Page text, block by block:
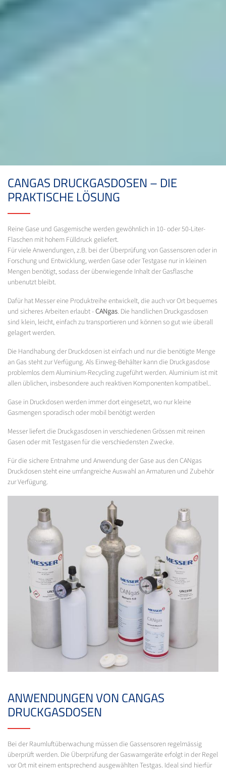
CANGAS DRUCKGASDOSEN – DIE
PRAKTISCHE LÖSUNG
Reine Gase und Gasgemische werden gewöhnlich in 10- oder 50-Liter-
Flaschen mit hohem Fülldruck geliefert.
Für viele Anwendungen, z.B. bei der Überprüfung von Gassensoren oder in
Forschung und Entwicklung, werden Gase oder Testgase nur in kleinen
Mengen benötigt, sodass der überwiegende Inhalt der Gasflasche
unbenutzt bleibt.
Dafür hat Messer eine Produktreihe entwickelt, die auch vor Ort bequemes
und sicheres Arbeiten erlaubt -CANgas. Die handlichen Druckgasdosen
sind klein, leicht, einfach zu transportieren und können so gut wie überall
gelagert werden.
Die Handhabung der Druckdosen ist einfach und nur die benötigte Menge
an Gas steht zur Verfügung. Als Einweg-Behälter kann die Druckgasdose
problemlos dem Aluminium-Recycling zugeführt werden. Aluminium ist mit
allen üblichen, insbesondere auch reaktiven Komponenten kompatibel..
Gase in Druckdosen werden immer dort eingesetzt, wo nur kleine
Gasmengen sporadisch oder mobil benötigt werden
Messer liefert die Druckgasdosen in verschiedenen Grössen mit reinen
Gasen oder mit Testgasen für die verschiedensten Zwecke.
Für die sichere Entnahme und Anwendung der Gase aus den CANgas
Druckdosen steht eine umfangreiche Auswahl an Armaturen und Zubehör
zur Verfügung.
ANWENDUNGEN VON CANGAS
DRUCKGASDOSEN
Bei der Raumluftüberwachung müssen die Gassensoren regelmässig
überprüft werden. Die Überprüfung der Gaswarngeräte erfolgt in der Regel
vor Ort mit einem entsprechend ausgewählten Testgas. Ideal sind hierfür